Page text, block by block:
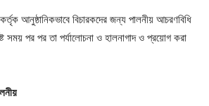
আনুষ্ঠানিকভাবে বিচারকদের জন্য পালনীয় আচরণবিধি
সময় পর পর তা পর্যালোচনা ও হালনাগাদ ও প্রয়োগ করা